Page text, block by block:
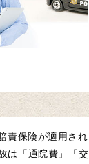
責保険が適用され
は「通院費」「交